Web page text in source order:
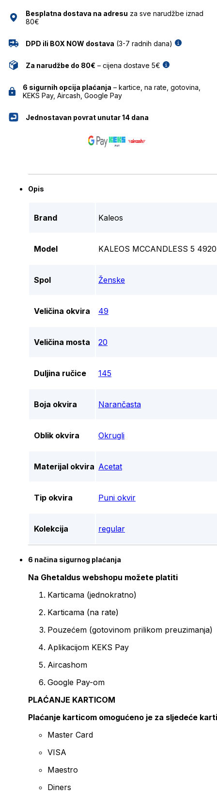
Besplatna dostava na adresu za sve narudžbe iznad
80€
DPD ili BOX NOW dostava (3-7 radnih dana)
Za narudžbe do 80€ – cijena dostave 5€
6 sigurnih opcija plaćanja – kartice, na rate, gotovina,
KEKS Pay, Aircash, Google Pay
Jednostavan povrat unutar 14 dana
Opis
Brand Kaleos
Model KALEOS MCCANDLESS 5
Spol Ženske
Veličina okvira 49
Veličina mosta 20
Duljina ručice 145
Boja okvira Narančasta
Oblik okvira Okrugli
Materijal okvira Acetat
Tip okvira Puni okvir
Kolekcija regular
6 načina sigurnog plaćanja
Na Ghetaldus webshopu možete platiti
Karticama (jednokratno)
Karticama (na rate)
Pouzećem (gotovinom prilikom preuzimanja)
Aplikacijom KEKS Pay
Aircashom
Google Pay-om
PLAĆANJE KARTICOM
Plaćanje karticom omogućeno je za sljedeće
Master Card
VISA
Maestro
Diners